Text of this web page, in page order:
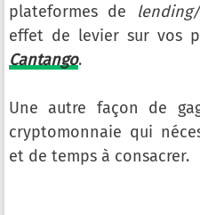
plateformes de
effet de levier sur vos
Cantango.
Une autre façon de
cryptomonnaie qui
et de temps à consacrer.